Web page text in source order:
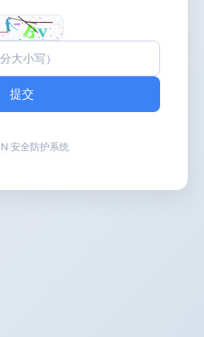
提交
安全防护系统